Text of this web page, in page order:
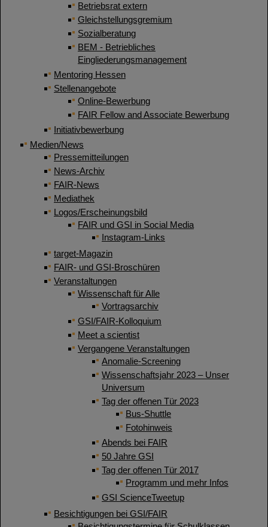
Betriebsrat extern
Gleichstellungsgremium
Sozialberatung
BEM - Betriebliches
Eingliederungsmanagement
Mentoring Hessen
Stellenangebote
Online-Bewerbung
FAIR Fellow and Associate Bewerbung
Initiativbewerbung
Medien/News
Pressemitteilungen
News-Archiv
FAIR-News
Mediathek
Logos/Erscheinungsbild
FAIR und GSI in Social Media
Instagram-Links
target-Magazin
FAIR- und GSI-Broschüren
Veranstaltungen
Wissenschaft für Alle
Vortragsarchiv
GSI/FAIR-Kolloquium
Meet a scientist
Vergangene Veranstaltungen
Anomalie-Screening
Wissenschaftsjahr 2023 – Unser
Universum
Tag der offenen Tür 2023
Bus-Shuttle
Fotohinweis
Abends bei FAIR
50 Jahre GSI
Tag der offenen Tür 2017
Programm und mehr Infos
GSI ScienceTweetup
Besichtigungen bei GSI/FAIR